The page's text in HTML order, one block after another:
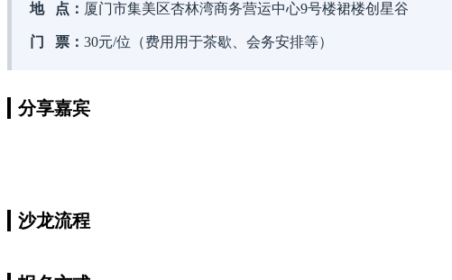
地 点： 厦门市集美区杏林湾商务营运中心9号楼裙楼创星谷
门 票： 30元/位（费用用于茶歇、会务安排等）
分享嘉宾
沙龙流程